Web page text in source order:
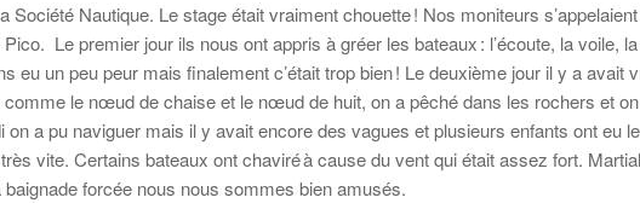
Nautique. Le stage était vraiment chouette ! Nos moniteurs
Le premier jour ils nous ont appris à gréer les bateaux : l’écoute, la voile,
eu un peu peur mais finalement c’était trop bien ! Le deuxième jour il y a avait
le nœud de chaise et le nœud de huit, on a pêché dans les rochers et
on a pu naviguer mais il y avait encore des vagues et plusieurs enfants ont
vite. Certains bateaux ont chaviré à cause du vent qui était assez fort.
forcée nous nous sommes bien amusés.